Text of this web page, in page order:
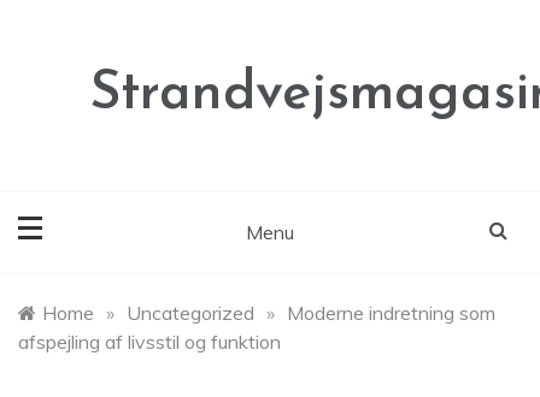
Menu
Home » Uncategorized » Moderne indretning som
afspejling af livsstil og funktion